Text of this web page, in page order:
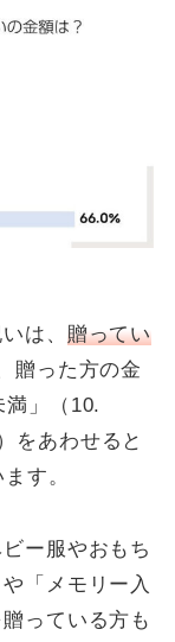
は、 贈ってい
贈った方の金
満」（10.
をあわせると
す。
ー服やおもち
「メモリー入
っている方も